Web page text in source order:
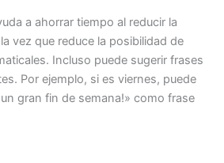
a ahorrar tiempo al reducir la
vez que reduce la posibilidad de
Incluso puede sugerir frases
Por ejemplo, si es viernes, puede
gran fin de semana!» como frase